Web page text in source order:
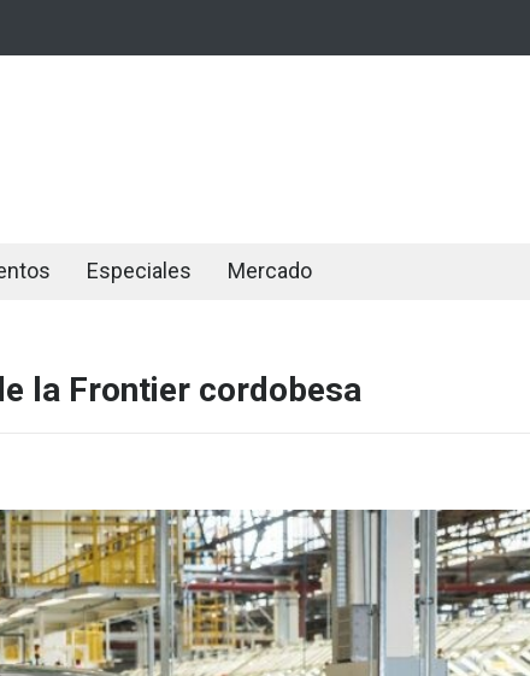
Especiales Mercado
la Frontier cordobesa